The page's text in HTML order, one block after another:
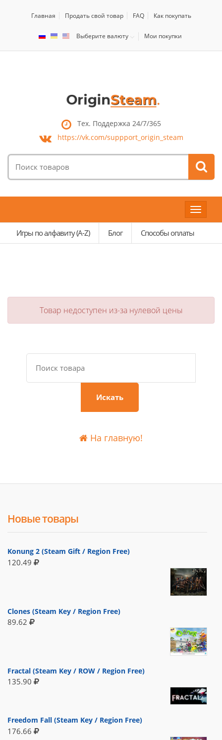
Главная Продать свой товар FAQ Как покупать
Выберите валюту Мои покупки
Тех. Поддержка 24/7/365
https://vk.com/suppport_origin_steam
товаров:
Toggle
Игры по алфавиту (A-Z)
Блог Способы оплаты
Товар недоступен из-за нулевой цены
Искать
На главную!
Новые товары
Konung 2 (Steam Gift / Region Free)
120.49
Clones (Steam Key / Region Free)
89.62
Fractal (Steam Key / ROW / Region Free)
135.90
Freedom Fall (Steam Key / Region Free)
176.66